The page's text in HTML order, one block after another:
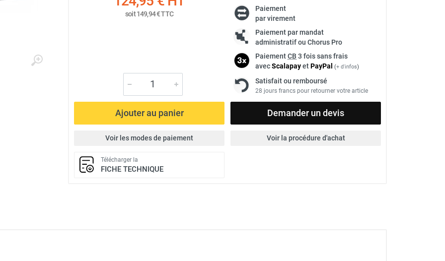
soit149,94 €TTC
Paiement
par virement
Paiement par mandat
administratif ou Chorus Pro
PaiementCB 3 fois sans frais
avecScalapayetPayPal (+ d'infos)
Satisfait ou remboursé
28 jours francs pour retourner votre article
Ajouter au panier Demander un devis
Voir les modes de paiement Voir la procédure d'achat
Télécharger la
FICHE TECHNIQUE